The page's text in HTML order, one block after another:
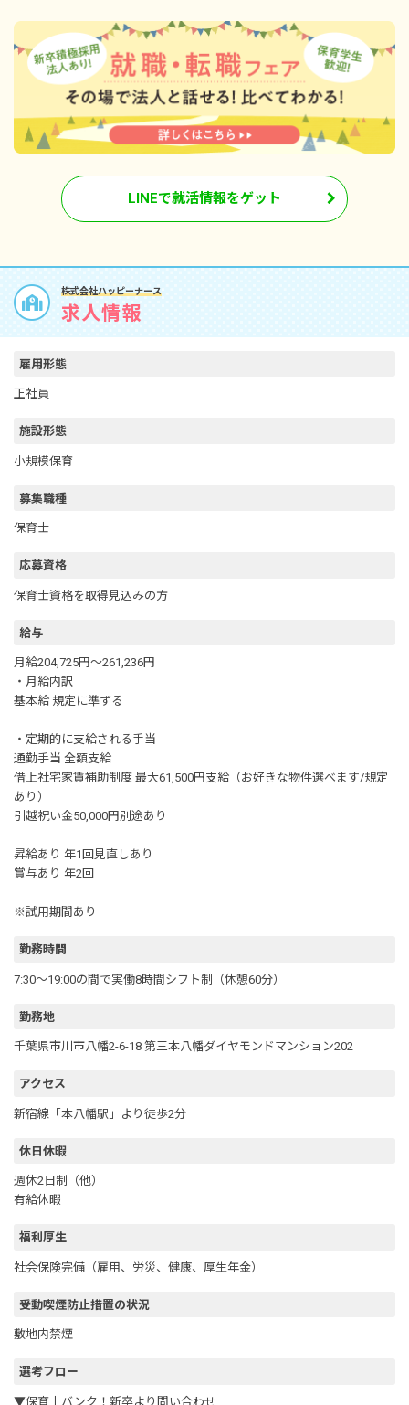
LINEで就活情報をゲット
株式会社ハッピーナース
求人情報
雇用形態
正社員
施設形態
小規模保育
募集職種
保育士
応募資格
保育士資格を取得見込みの方
給与
月給204,725円～261,236円
・月給内訳
基本給 規定に準ずる
・定期的に支給される手当
通勤手当 全額支給
借上社宅家賃補助制度 最大61,500円支給（お好きな物件選べます/規定
あり）
引越祝い金50,000円別途あり
昇給あり 年1回見直しあり
賞与あり 年2回
※試用期間あり
勤務時間
7:30～19:00の間で実働8時間シフト制（休憩60分）
勤務地
千葉県市川市八幡2-6-18 第三本八幡ダイヤモンドマンション202
アクセス
新宿線「本八幡駅」より徒歩2分
休日休暇
週休2日制（他）
有給休暇
福利厚生
社会保険完備（雇用、労災、健康、厚生年金）
受動喫煙防止措置の状況
敷地内禁煙
選考フロー
▼保育士バンク！新卒より問い合わせ